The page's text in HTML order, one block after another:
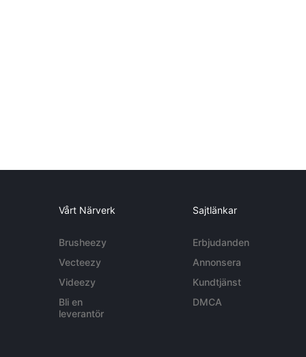
Vårt Närverk
Brusheezy
Vecteezy
Videezy
Bli en
leverantör
Sajtlänkar
Erbjudanden
Annonsera
Kundtjänst
DMCA